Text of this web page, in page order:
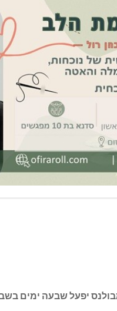
ימים בשבוע, 24 שעות